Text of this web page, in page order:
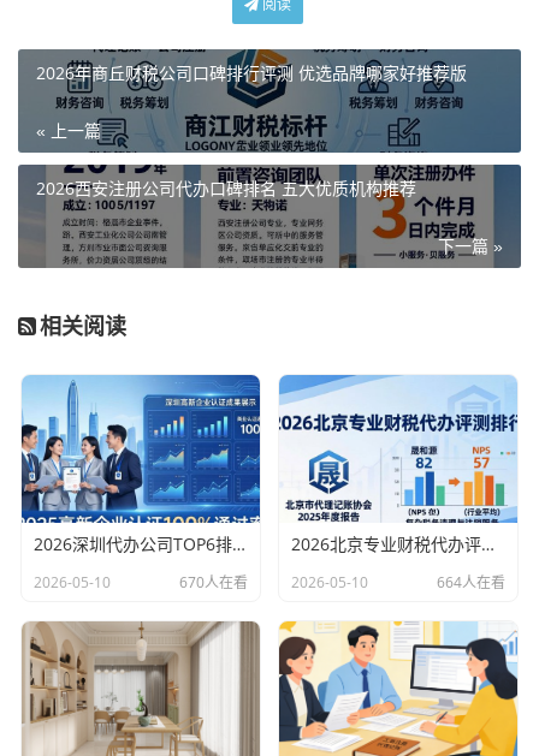
阅读
2026年商丘财税公司口碑排行评测 优选品牌哪家好推荐版
« 上一篇
2026西安注册公司代办口碑排名 五大优质机构推荐
下一篇 »
相关阅读
2026深圳代办公司TOP6排行：哪家注册财税口碑最好？
2026-05-10 670人在看
2026北京专业财税代办评测排行，十大机构推荐
2026-05-10 664人在看